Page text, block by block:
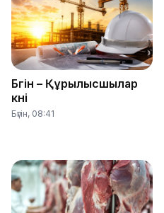
Бүгін – Құрылысшылар
күні
Бүгін, 08:41